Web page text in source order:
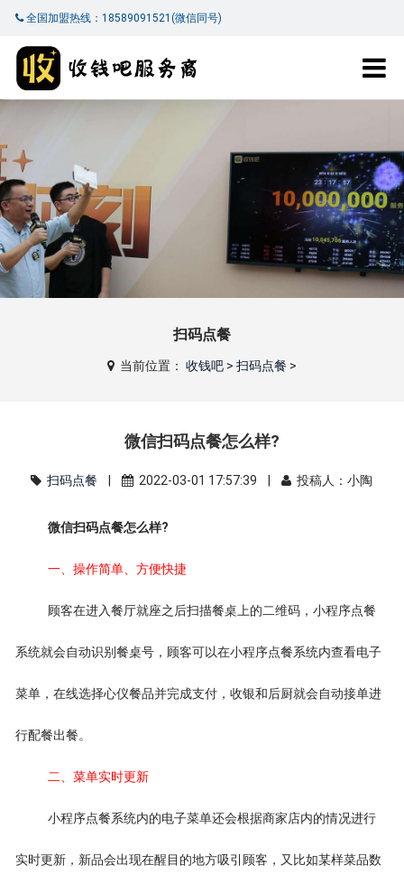
全国加盟热线：18589091521(微信同号)
扫码点餐
当前位置： 收钱吧> 扫码点餐 >
微信扫码点餐怎么样?
扫码点餐 | 2022-03-01 17:57:39 | 投稿人：小陶
微信扫码点餐怎么样?
一、操作简单、方便快捷
顾客在进入餐厅就座之后扫描餐桌上的二维码，小程序点餐
系统就会自动识别餐桌号，顾客可以在小程序点餐系统内查看电子
菜单，在线选择心仪餐品并完成支付，收银和后厨就会自动接单进
行配餐出餐。
二、菜单实时更新
小程序点餐系统内的电子菜单还会根据商家店内的情况进行
实时更新，新品会出现在醒目的地方吸引顾客，又比如某样菜品数